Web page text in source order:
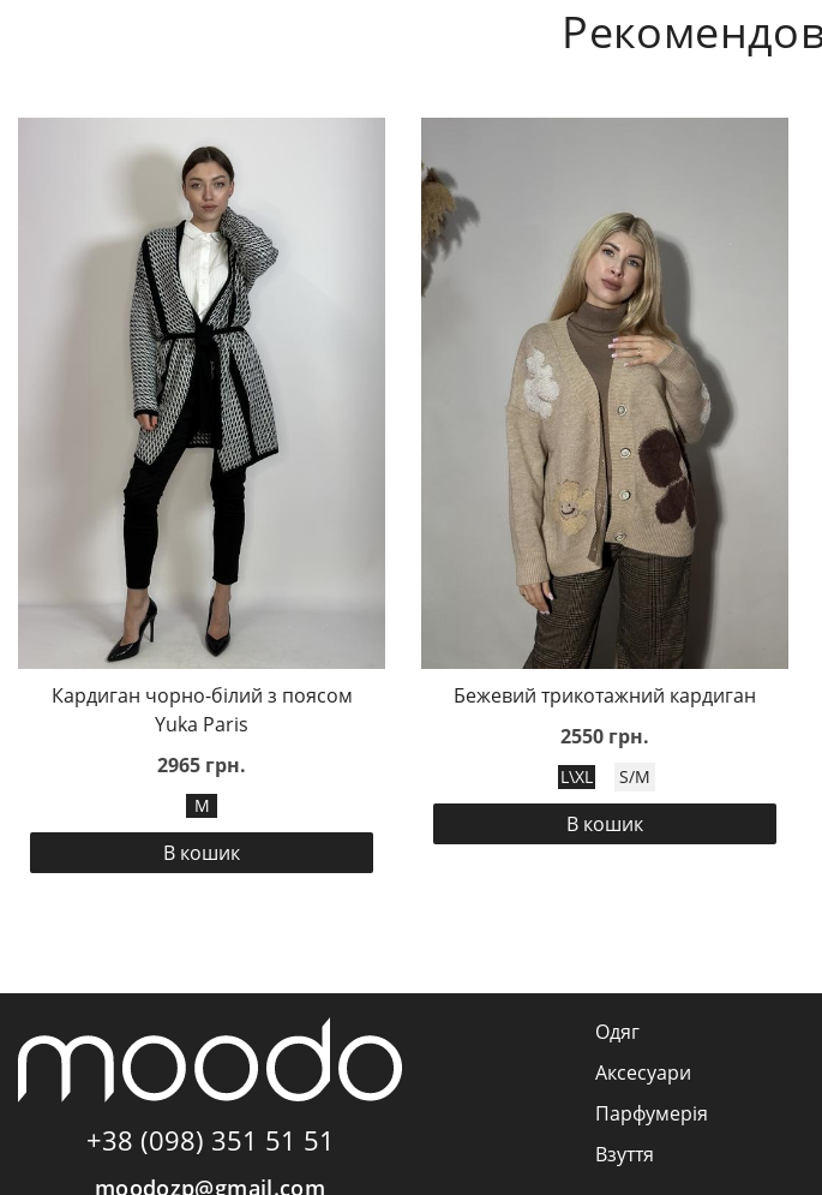
Кардиган чорно-білий з поясом
Yuka Paris
2965 грн.
M
В кошик
Бежевий трикотажний кардиган
2550 грн.
L\XL S/M
В кошик
+38 (098) 351 51 51
moodozp@gmail.com
Одяг
Аксесуари
Парфумерія
Взуття